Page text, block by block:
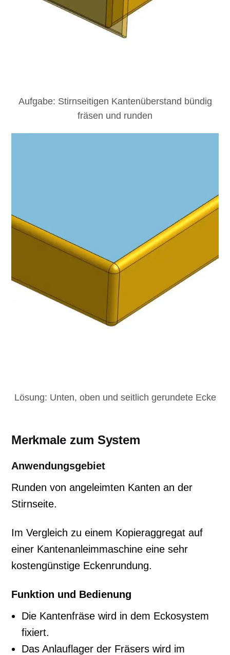
Aufgabe: Stirnseitigen Kantenüberstand bündig
fräsen und runden
Lösung: Unten, oben und seitlich gerundete Ecke
Merkmale zum System
Anwendungsgebiet
Runden von angeleimten Kanten an der
Stirnseite.
Im Vergleich zu einem Kopieraggregat auf
einer Kantenanleimmaschine eine sehr
kostengünstige Eckenrundung.
Funktion und Bedienung
Die Kantenfräse wird in dem Eckosystem
fixiert.
Das Anlauflager der Fräsers wird im